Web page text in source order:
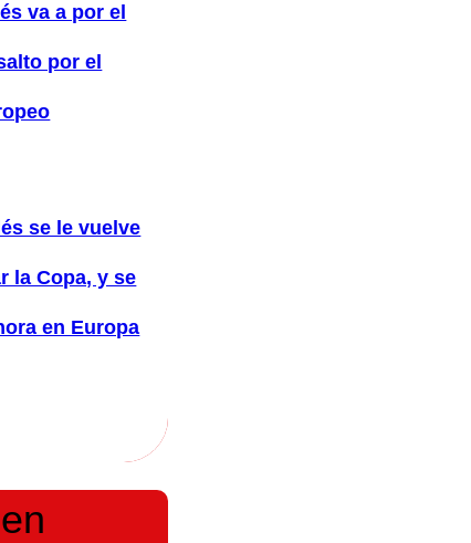
va a por el
por el
se le vuelve
la Copa, y se
en Europa